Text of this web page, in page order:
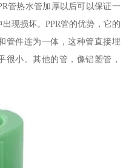
管热水管加厚以后可以保证一
现损坏。PPR管的优势，它的
管件连为一体，这种管直接埋
很小。其他的管，像铝塑管，